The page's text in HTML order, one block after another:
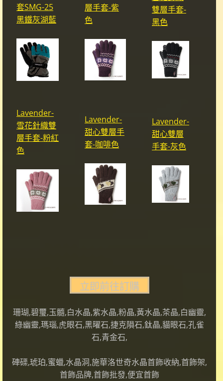
套SMG-25
黑鐵灰湖藍
層手套-紫
色
雙層手套-
黑色
Lavender-
雪花針織雙
層手套-粉紅
色
Lavender-
甜心雙層手
套-咖啡色
Lavender-
甜心雙層
手套-灰色
珊瑚,碧璽,玉髓,白水晶,紫水晶,粉晶,黃水晶,茶晶,白幽靈,
綠幽靈,瑪瑙,虎眼石,黑曜石,捷克隕石,鈦晶,貓眼石,孔雀
石,青金石,
硨磲,琥珀,蜜蠟,水晶洞,施華洛世奇水晶首飾收納,首飾架,
首飾品牌,首飾批發,便宜首飾